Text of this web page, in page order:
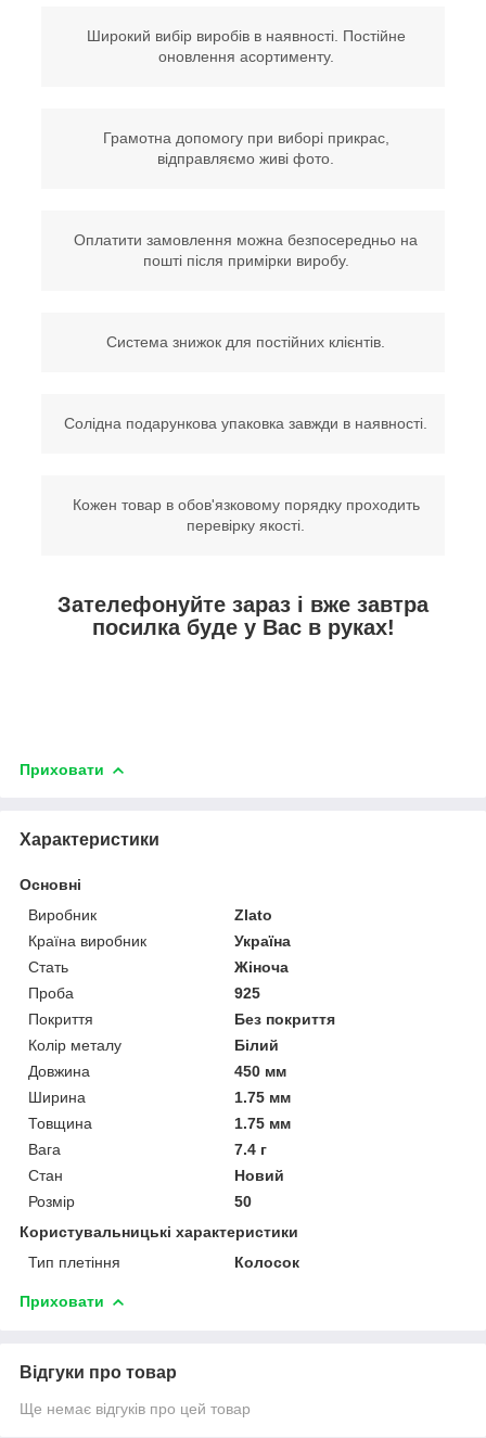
Широкий вибір виробів в наявності. Постійне
оновлення асортименту.
Грамотна допомогу при виборі прикрас,
відправляємо живі фото.
Оплатити замовлення можна безпосередньо на
пошті після примірки виробу.
Система знижок для постійних клієнтів.
Солідна подарункова упаковка завжди в наявності.
Кожен товар в обов'язковому порядку проходить
перевірку якості.
Зателефонуйте зараз і вже завтра
посилка буде у Вас в руках!
Приховати
Характеристики
Основні
Виробник
Zlato
Країна виробник
Україна
Стать
Жіноча
Проба
925
Покриття
Без покриття
Колір металу
Білий
Довжина
450 мм
Ширина
1.75 мм
Товщина
1.75 мм
Вага
7.4 г
Стан
Новий
Розмір
50
Користувальницькі характеристики
Тип плетіння
Колосок
Приховати
Відгуки про товар
Ще немає відгуків про цей товар